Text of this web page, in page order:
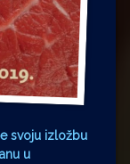
svoju izložbu
u